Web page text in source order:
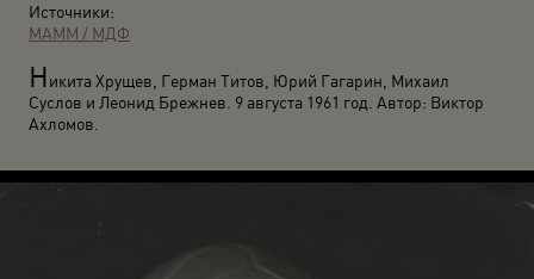
Источники:
МАММ / МДФ
Никита Хрущев, Герман Титов, Юрий Гагарин, Михаил
Суслов и Леонид Брежнев. 9 августа 1961 год. Автор: Виктор
Ахломов.